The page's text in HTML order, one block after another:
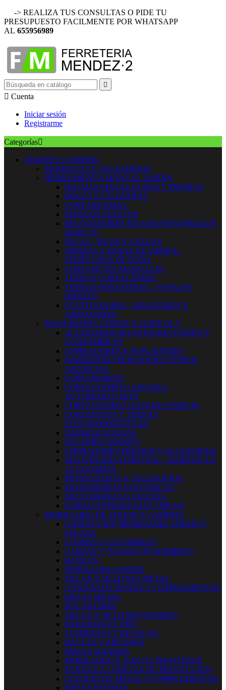
-> REALIZA TUS CONSULTAS O PIDE TU
PRESUPUESTO FACILMENTE POR WHATSAPP
AL 655956989

 Cuenta
Iniciar sesión
Registrarme
Categorías
JARDIN Y CAMPING
BARBACOA Y ACCESORIOS
HERRAMIENTA MANUAL JARDIN
HACHAS MAZAS CUÑAS Y PIEDRAS
HOCES Y GUADAÑAS
CORTARRAMAS
MANGOS SUELTOS
RECOGEDORES ESCOBAS RASTRILLOS
HORCAS
PALAS - PICOS Y AZADAS
SIERRAS Y HOJAS DE SIERRA -
SERRUCHOS DE PODA
CORTASETOS MANUALES
TIJERAS CORTACESPED
TIJERAS PODADORAS - NAVAJAS
INJERTO
CULTIVADORES - BINADORES Y
AIREADORES
MAQUINARIA JARDIN Y AGRICOLA
ACCESORIOS MAQUINARIA JARDIN Y
CONSUMIBLES
ASPIRADORES Y SOPLADORES
BARREDORA PEINADORA CESPED
ARTIFICIAL
CORTABORDES
CORTACESPED GASOLINA
AUTOPROPULSION
CORTACESPED GASOLINA EMPUJE
CORTASETOS Y TIJERAS
ELECTROPORTATILES
DESBROZADORAS
ESCARIFICADORES
LIMPIADORES PRESION Y ACCESORIOS
MAQUINARIA FORESTAL - AGRICOLA Y
ACCESORIOS
MOTOAZADAS Y ACCESORIOS
MOTOSIERRAS ELECTRICAS
MOTOSIERRAS GASOLINA
CORTACESPEDES ELECTRICOS
MOBILIARIO DE JARDIN Y CAMPING
CONFECCION MOBILIARIO JARDÍN Y
PISCINA
COJINES Y ALFOMBRAS
CARPAS Y TOLDOS DE SOMBREO
BANCOS
MOBILIARIO JARDIN
SILLAS Y SILLONES METAL
CONJUNTOS RESINA Y COMPLEMENTOS
MESAS METAL
BALANCINES
SILLAS Y SILLONES MADERA
PARASOLES Y PIES
TUMBONAS Y BUTACAS
BAULES Y ARCONES
MESAS MADERA
MOBILIARIO Y JUEGOS INFANTILES
FUNDAS Y LONETAS DE PROTECCIÓN
CONJUNTOS METAL Y COMPLEMENTOS
MESAS RESINAS